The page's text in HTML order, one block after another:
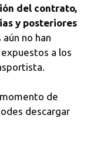
del contrato,
y posteriores
aún no han
a los
de
descargar